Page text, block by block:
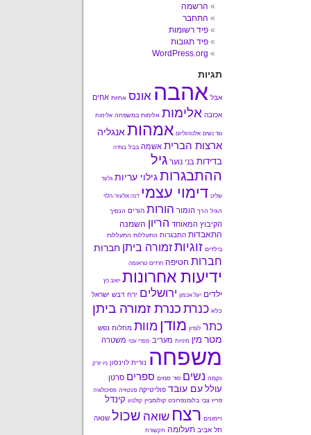
הרשמה
התחבר
פיד רשומות
פיד תגובות
WordPress.org
תגיות
אבל אהבה אונס אחיות אחים
אכזבה אלימות אלימות במשפחה אלימות
נגד נשים אלכוהוליזם אמהותאנגליה
ארצות הברית אשמה בבל בגידה
בדידות בני נוער גיל
ההתבגרות גילוי עריות גלעד
שליט דימוי עצמי דנה אלעזר-הלוי
הגיל הרך הומור הורות הורים הנסיך
הקיבוץ המאוחד הריון השמנה
התאבדות התבגרות התעללות התעללות
בילדים זוגיותזמורה ביתן חברוּת
חברות חטיפה חרדים טראומה
ידיעות אחרונות יואב כץ
ילדים יעל אכמון ירושלים ירח דבש ישראל
כלא כנרת כנרת זמורה ביתן
כתר לונדון מודן מוות מחלות נפש
מטר מין מיניות מעריב מפרי עטי משטרה
משפחה נורית לוינסון ניו יורק
נקמה נשים סוד סמים ספרים סרטן
עולל עם עובד פוליטיקה פנטזיה פסיכולוגיה
פריז צבי בלומנפרוכט קולומביין קולנוע קינדל
רימונים רצח שואה שכול שנאה
תל אביב תעלומה תקשורת